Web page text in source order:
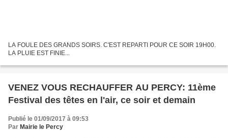
LA FOULE DES GRANDS SOIRS. C'EST REPARTI POUR CE SOIR 19H00.
LA PLUIE EST FINIE...
VENEZ VOUS RECHAUFFER AU PERCY: 11ème
Festival des têtes en l'air, ce soir et demain
Publié le 01/09/2017 à 09:53
Par Mairie le Percy